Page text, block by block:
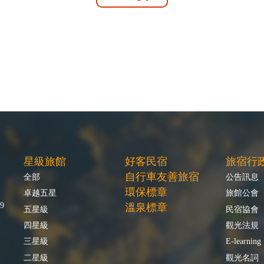
星級旅館
全部
卓越五星
五星級
四星級
三星級
二星級
好客民宿
自行車友善旅宿
環保標章
溫泉標章
旅宿行
公告訊息
旅館公會
民宿協會
觀光法規
E-learning
觀光名詞